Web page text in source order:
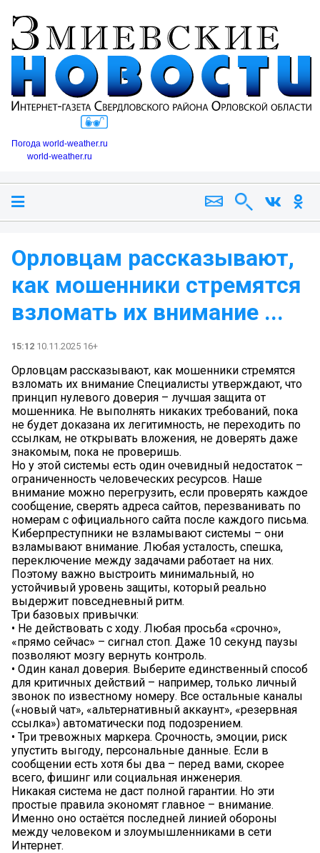
Погода world-weather.ru
world-weather.ru
Орловцам рассказывают,
как мошенники стремятся
взломать их внимание ...
15:12 10.11.2025 16+
Орловцам рассказывают, как мошенники стремятся
взломать их внимание Специалисты утверждают, что
принцип нулевого доверия – лучшая защита от
мошенника. Не выполнять никаких требований, пока
не будет доказана их легитимность, не переходить по
ссылкам, не открывать вложения, не доверять даже
знакомым, пока не проверишь.
Но у этой системы есть один очевидный недостаток –
ограниченность человеческих ресурсов. Наше
внимание можно перегрузить, если проверять каждое
сообщение, сверять адреса сайтов, перезванивать по
номерам с официального сайта после каждого письма.
Киберпреступники не взламывают системы – они
взламывают внимание. Любая усталость, спешка,
переключение между задачами работает на них.
Поэтому важно выстроить минимальный, но
устойчивый уровень защиты, который реально
выдержит повседневный ритм.
Три базовых привычки:
• Не действовать с ходу. Любая просьба «срочно»,
«прямо сейчас» – сигнал стоп. Даже 10 секунд паузы
позволяют мозгу вернуть контроль.
• Один канал доверия. Выберите единственный способ
для критичных действий – например, только личный
звонок по известному номеру. Все остальные каналы
(«новый чат», «альтернативный аккаунт», «резервная
ссылка») автоматически под подозрением.
• Три тревожных маркера. Срочность, эмоции, риск
упустить выгоду, персональные данные. Если в
сообщении есть хотя бы два – перед вами, скорее
всего, фишинг или социальная инженерия.
Никакая система не даст полной гарантии. Но эти
простые правила экономят главное – внимание.
Именно оно остаётся последней линией обороны
между человеком и злоумышленниками в сети
Интернет.